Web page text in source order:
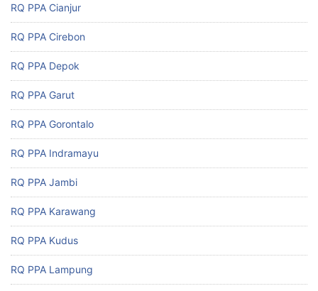
RQ PPA Cianjur
RQ PPA Cirebon
RQ PPA Depok
RQ PPA Garut
RQ PPA Gorontalo
RQ PPA Indramayu
RQ PPA Jambi
RQ PPA Karawang
RQ PPA Kudus
RQ PPA Lampung